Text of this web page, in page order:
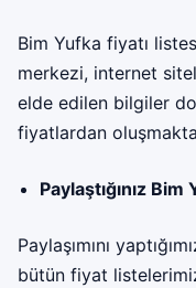
Bim Yufka fiyatı
merkezi, internet
elde edilen bilgiler
fiyatlardan
Paylaştığınız
Paylaşımını
bütün fiyat